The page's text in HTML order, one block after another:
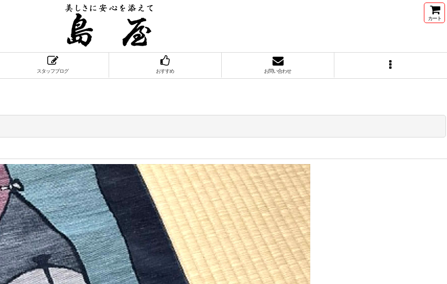
カート
スタッフブログ おすすめ お問い合わせ